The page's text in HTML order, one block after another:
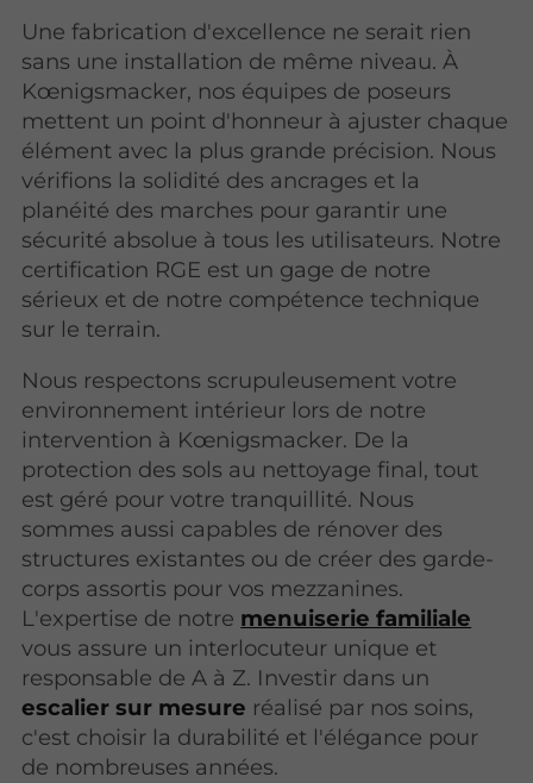
Une fabrication d'excellence ne serait rien
sans une installation de même niveau. À
Kœnigsmacker, nos équipes de poseurs
mettent un point d'honneur à ajuster chaque
élément avec la plus grande précision. Nous
vérifions la solidité des ancrages et la
planéité des marches pour garantir une
sécurité absolue à tous les utilisateurs. Notre
certification RGE est un gage de notre
sérieux et de notre compétence technique
sur le terrain.
Nous respectons scrupuleusement votre
environnement intérieur lors de notre
intervention à Kœnigsmacker. De la
protection des sols au nettoyage final, tout
est géré pour votre tranquillité. Nous
sommes aussi capables de rénover des
structures existantes ou de créer des garde-
corps assortis pour vos mezzanines.
L'expertise de notre menuiserie familiale
vous assure un interlocuteur unique et
responsable de A à Z. Investir dans un
escalier sur mesure réalisé par nos soins,
c'est choisir la durabilité et l'élégance pour
de nombreuses années.